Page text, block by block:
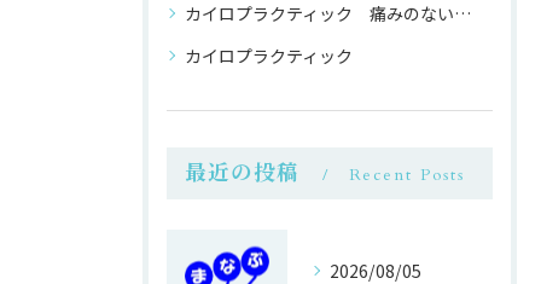
カイロプラクティック 痛みのない 整体
カイロプラクティック
最近の投稿 Recent Posts
2026/08/05